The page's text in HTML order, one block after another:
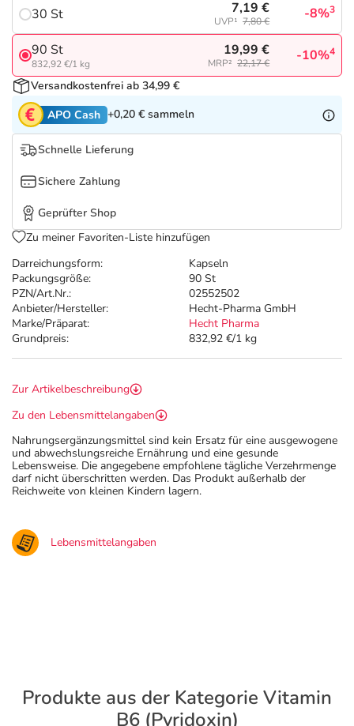
Tierapotheke
Vitamine & Mineralstoffe
Marken
Salus Deals
Darreichungsform:
Kapseln
Packungsgröße:
90 St
PZN/Art.Nr.:
02552502
Anbieter/Hersteller:
Hecht-Pharma GmbH
Marke/Präparat:
Hecht Pharma
Grundpreis:
832,92 €/1 kg
30 St 7,19 €
UVP¹ 7,80 € -8%3
90 St
832,92 €/1 kg
19,99 €
MRP² 22,17 € -10%4
Versandkostenfrei ab 34,99 €
APO Cash +0,20 € sammeln
Schnelle Lieferung
Sichere Zahlung
Geprüfter Shop
Zu meiner Favoriten-Liste hinzufügen
Zur Artikelbeschreibung
Zu den Lebensmittelangaben
Nahrungsergänzungsmittel sind kein Ersatz für eine ausgewogene
und abwechslungsreiche Ernährung und eine gesunde
Lebensweise. Die angegebene empfohlene tägliche Verzehrmenge
darf nicht überschritten werden. Das Produkt außerhalb der
Reichweite von kleinen Kindern lagern.
Lebensmittelangaben
Produkte aus der Kategorie Vitamin
B6 (Pyridoxin)